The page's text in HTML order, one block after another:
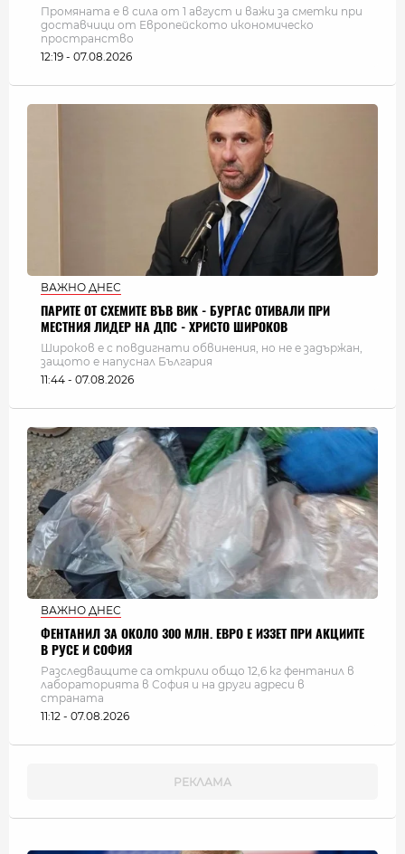
Промяната е в сила от 1 август и важи за сметки при
доставчици от Европейското икономическо
пространство
12:19 - 07.08.2026
ВАЖНО ДНЕС
ПАРИТЕ ОТ СХЕМИТЕ ВЪВ ВИК - БУРГАС ОТИВАЛИ ПРИ
МЕСТНИЯ ЛИДЕР НА ДПС - ХРИСТО ШИРОКОВ
Широков е с повдигнати обвинения, но не е задържан,
защото е напуснал България
11:44 - 07.08.2026
ВАЖНО ДНЕС
ФЕНТАНИЛ ЗА ОКОЛО 300 МЛН. ЕВРО Е ИЗЗЕТ ПРИ АКЦИИТЕ
В РУСЕ И СОФИЯ
Разследващите са открили общо 12,6 кг фентанил в
лабораторията в София и на други адреси в
страната
11:12 - 07.08.2026